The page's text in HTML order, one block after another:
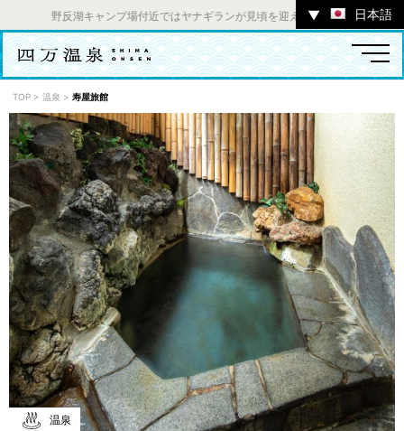
野反湖キャンプ場付近ではヤナギランが見頃を迎えております。 ／ チャ
▼ 日本語
温泉 宿 お店 スポット
体験 イベント ツアー
中之条町その他のエリア
TOP >温泉 >寿屋旅館
温泉